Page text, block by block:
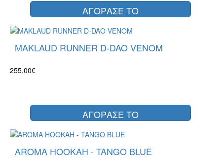
ΑΓΟΡΑΣΕ ΤΟ
MAKLAUD RUNNER D-DAO VENOM
255,00€
ΑΓΟΡΑΣΕ ΤΟ
AROMA HOOKAH - TANGO BLUE